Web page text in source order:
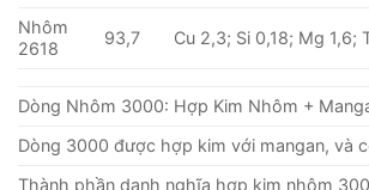
Nhôm
2618
93,7 Cu 2,3; Si 0,18; Mg 1,6;
Dòng Nhôm 3000: Hợp Kim Nhôm +
Dòng 3000 được hợp kim với mangan, và
Thành phần danh nghĩa hợp kim nhôm